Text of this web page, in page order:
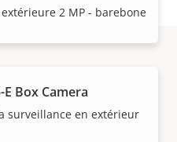
2 MP - barebone
E Box Camera
surveillance en extérieur
individuels sont